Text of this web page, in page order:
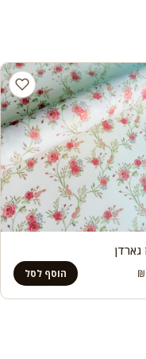
גארדן
₪ הוסף לסל